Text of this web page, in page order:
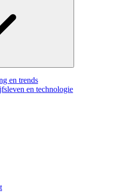
en trends
en technologie